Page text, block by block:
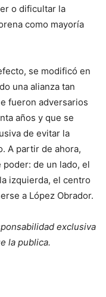
o dificultar la
como mayoría
se modificó en
una alianza tan
fueron adversarios
años y que se
de evitar la
A partir de ahora,
de un lado, el
izquierda, el centro
a López Obrador.
exclusiva
la publica.